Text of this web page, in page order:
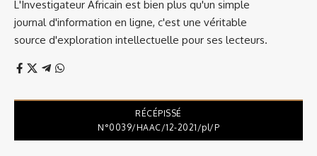
L'Investigateur Africain est bien plus qu'un simple
journal d'information en ligne, c'est une véritable
source d'exploration intellectuelle pour ses lecteurs.
RÉCÉPISSÉ
N°0039/HAAC/12-2021/pl/P